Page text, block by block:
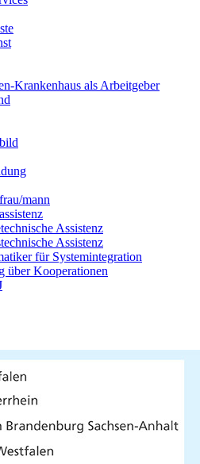
Krankenhaus als Arbeitgeber
mann
Assistenz
Assistenz
für Systemintegration
über Kooperationen